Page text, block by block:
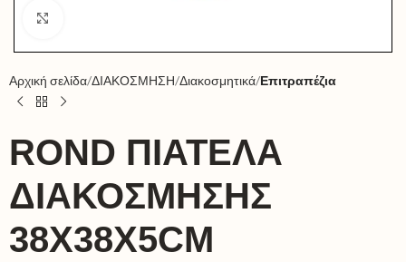
Αρχική σελίδα ΔΙΑΚΟΣΜΗΣΗ Διακοσμητικά Επιτραπέζια
ROND ΠΙΑΤΕΛΑ
ΔΙΑΚΟΣΜΗΣΗΣ
38X38X5CM